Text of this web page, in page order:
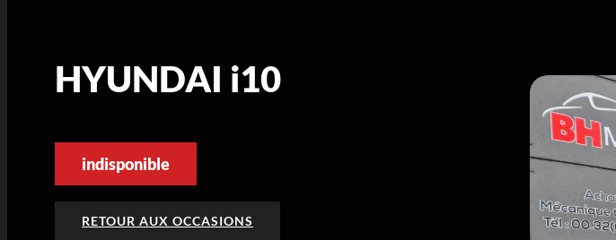
HYUNDAI i10
indisponible
RETOUR AUX OCCASIONS